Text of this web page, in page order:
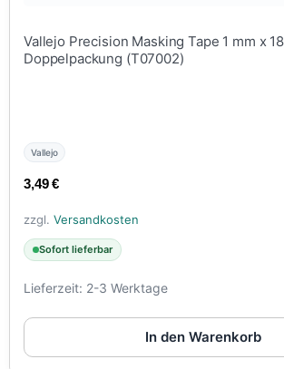
Vallejo Precision Masking Tape 1 mm x
Doppelpackung (T07002)
Vallejo
3,49€
zzgl. Versandkosten
Sofort lieferbar
Lieferzeit: 2-3 Werktage
In den Warenkorb